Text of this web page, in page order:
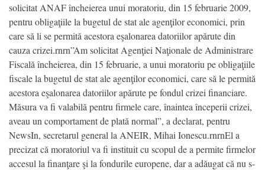
solicitat ANAF încheierea unui moratoriu, din 15 februarie 2009,
pentru obligaţiile la bugetul de stat ale agenţilor economici, prin
care să li se permită acestora eşalonarea datoriilor apărute din
cauza crizei.rnrn”Am solicitat Agenţiei Naţionale de Administrare
Fiscală încheierea, din 15 februarie, a unui moratoriu pe obligaţiile
fiscale la bugetul de stat ale agenţilor economici, care să le permită
acestora eşalonarea datoriilor apărute pe fondul crizei financiare.
Măsura va fi valabilă pentru firmele care, înaintea începerii crizei,
aveau un comportament de plată normal”, a declarat, pentru
NewsIn, secretarul general la ANEIR, Mihai Ionescu.rnrnEl a
precizat că moratoriul va fi instituit cu scopul de a permite firmelor
accesul la finanţare şi la fondurile europene, dar a adăugat că nu s-